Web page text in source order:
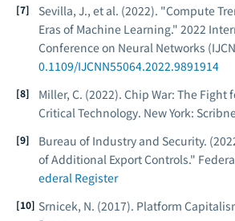
Sevilla, J., et al. (2022). "Compute
Eras of Machine Learning." 2022
Conference on Neural Networks
0.1109/IJCNN55064.2022.9891914
Miller, C. (2022). Chip War: The Fight
Critical Technology. New York:
Bureau of Industry and Security.
of Additional Export Controls."
ederal Register
Srnicek, N. (2017). Platform